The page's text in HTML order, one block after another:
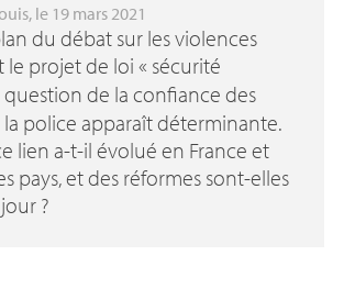
, le 19 mars 2021
du débat sur les violences
le projet de loi « sécurité
question de la confiance des
police apparaît déterminante.
lien a-t-il évolué en France et
pays, et des réformes sont-elles
?